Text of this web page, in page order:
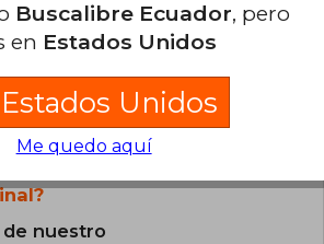
frecuentes sobre el libro
de nuestro
Buscalibre Ecuador, pero
en Estados Unidos
Unidos
Me quedo aquí